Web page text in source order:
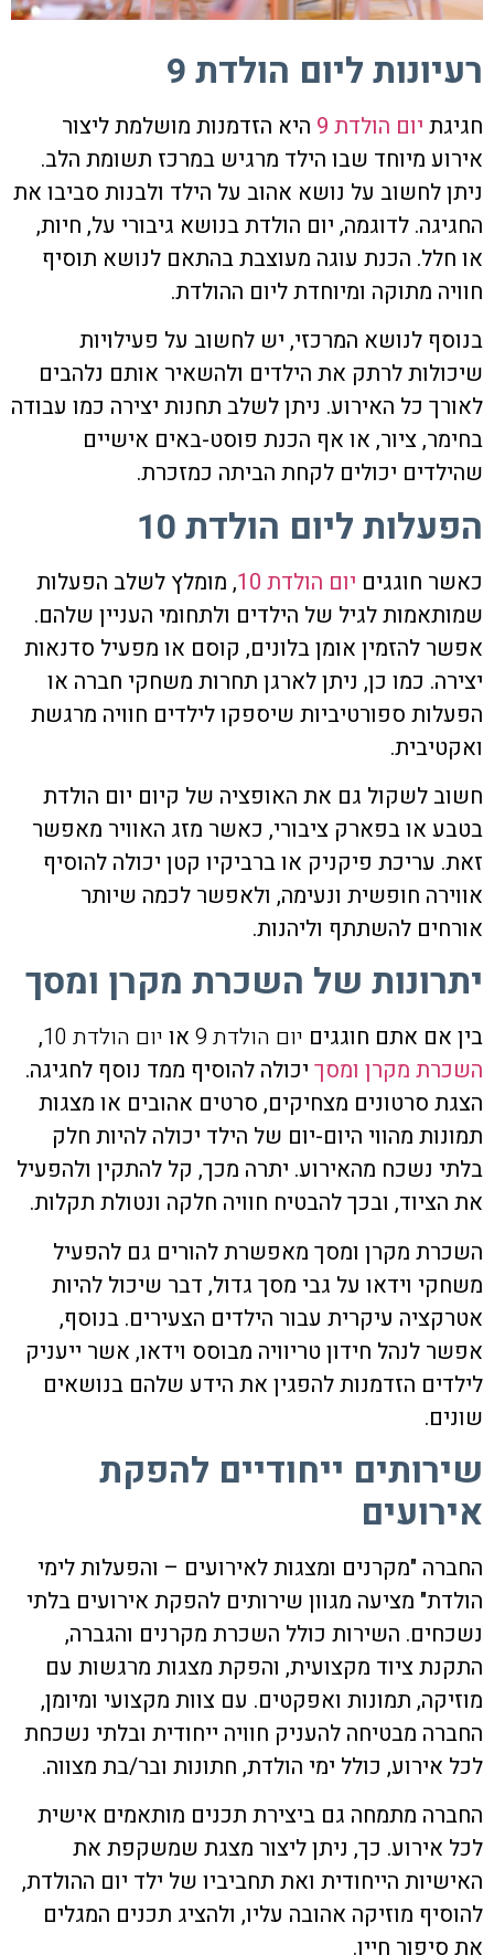
רעיונות ליום הולדת 9
חגיגת יום הולדת 9
היא הזדמנות מושלמת ליצור
אירוע מיוחד שבו הילד מרגיש במרכז תשומת הלב.
ניתן לחשוב על נושא אהוב על הילד ולבנות סביבו את
החגיגה. לדוגמה, יום הולדת בנושא גיבורי על, חיות,
או חלל. הכנת עוגה מעוצבת בהתאם לנושא תוסיף
חוויה מתוקה ומיוחדת ליום ההולדת.
בנוסף לנושא המרכזי, יש לחשוב על פעילויות
שיכולות לרתק את הילדים ולהשאיר אותם נלהבים
לאורך כל האירוע. ניתן לשלב תחנות יצירה כמו עבודה
בחימר, ציור, או אף הכנת פוסט-באים אישיים
שהילדים יכולים לקחת הביתה כמזכרת.
הפעלות ליום הולדת 10
כאשר חוגגים יום הולדת 10
, מומלץ לשלב הפעלות
שמותאמות לגיל של הילדים ולתחומי העניין שלהם.
אפשר להזמין אומן בלונים, קוסם או מפעיל סדנאות
יצירה. כמו כן, ניתן לארגן תחרות משחקי חברה או
הפעלות ספורטיביות שיספקו לילדים חוויה מרגשת
ואקטיבית.
חשוב לשקול גם את האופציה של קיום יום הולדת
בטבע או בפארק ציבורי, כאשר מזג האוויר מאפשר
זאת. עריכת פיקניק או ברביקיו קטן יכולה להוסיף
אווירה חופשית ונעימה, ולאפשר לכמה שיותר
אורחים להשתתף וליהנות.
יתרונות של השכרת מקרן ומסך
בין אם אתם חוגגים יום הולדת 9 או יום הולדת 10
,
השכרת מקרן ומסך יכולה להוסיף ממד נוסף לחגיגה.
הצגת סרטונים מצחיקים, סרטים אהובים או מצגות
תמונות מהווי היום-יום של הילד יכולה להיות חלק
בלתי נשכח מהאירוע. יתרה מכך, קל להתקין ולהפעיל
את הציוד, ובכך להבטיח חוויה חלקה ונטולת תקלות.
השכרת מקרן ומסך מאפשרת להורים גם להפעיל
משחקי וידאו על גבי מסך גדול, דבר שיכול להיות
אטרקציה עיקרית עבור הילדים הצעירים. בנוסף,
אפשר לנהל חידון טריוויה מבוסס וידאו, אשר ייעניק
לילדים הזדמנות להפגין את הידע שלהם בנושאים
שונים.
שירותים ייחודיים להפקת
אירועים
החברה "מקרנים ומצגות לאירועים – והפעלות לימי
הולדת" מציעה מגוון שירותים להפקת אירועים בלתי
נשכחים. השירות כולל השכרת מקרנים והגברה,
התקנת ציוד מקצועית, והפקת מצגות מרגשות עם
מוזיקה, תמונות ואפקטים. עם צוות מקצועי ומיומן,
החברה מבטיחה להעניק חוויה ייחודית ובלתי נשכחת
לכל אירוע, כולל ימי הולדת, חתונות ובר/בת מצווה.
החברה מתמחה גם ביצירת תכנים מותאמים אישית
לכל אירוע. כך, ניתן ליצור מצגת שמשקפת את
האישיות הייחודית ואת תחביביו של ילד יום ההולדת,
להוסיף מוזיקה אהובה עליו, ולהציג תכנים המגלים
את סיפור חייו.